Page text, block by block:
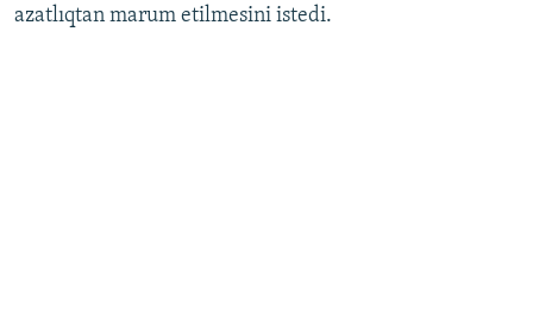
azatlıqtan marum etilmesini istedi.